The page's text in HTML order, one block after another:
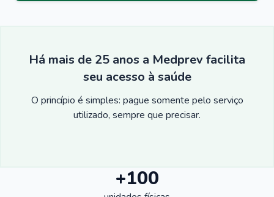
Há mais de 25 anos a Medprev facilita
seu acesso à saúde
O princípio é simples: pague somente pelo serviço
utilizado, sempre que precisar.
+100